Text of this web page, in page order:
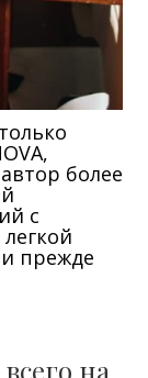
более
с
прежде
на